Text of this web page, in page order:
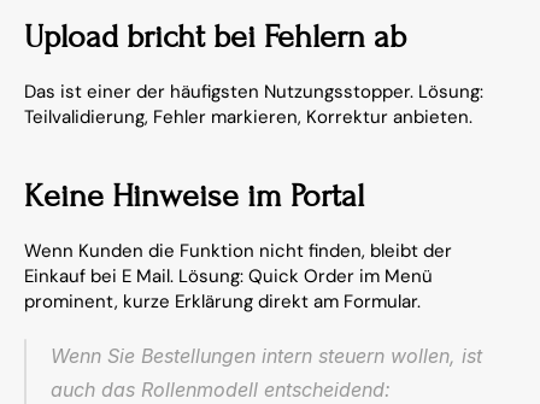
Upload bricht bei Fehlern ab
Das ist einer der häufigsten Nutzungsstopper. Lösung:
Teilvalidierung, Fehler markieren, Korrektur anbieten.
Keine Hinweise im Portal
Wenn Kunden die Funktion nicht finden, bleibt der
Einkauf bei E Mail. Lösung: Quick Order im Menü
prominent, kurze Erklärung direkt am Formular.
Wenn Sie Bestellungen intern steuern wollen, ist